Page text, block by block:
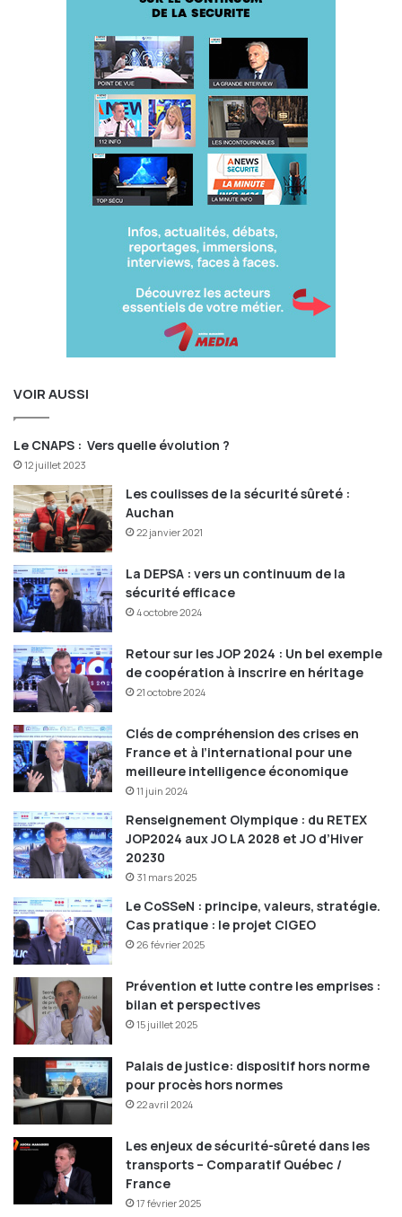
Membre de la Commission d’enquête chargée d’évaluer la
gestion des conséquences de l’incendie de l’usine Lubrizol
Charlotte GOUJON, Maire de Petit-Quevilly & VP de la
Métropole Rouen Normandie
Restez informé(e) des dernières actualités du média
, abonnez-vous à la newsletter
http://bit.ly/NewsSecu
ANews Sécurité Lubrizol
VOIR AUSSI
Le CNAPS : Vers quelle évolution ?
12 juillet 2023
Les coulisses de la sécurité sûreté :
Auchan
22 janvier 2021
La DEPSA : vers un continuum de la
sécurité efficace
4 octobre 2024
Retour sur les JOP 2024 : Un bel exemple
de coopération à inscrire en héritage
21 octobre 2024
Clés de compréhension des crises en
France et à l’international pour une
meilleure intelligence économique
11 juin 2024
Renseignement Olympique : du RETEX
JOP2024 aux JO LA 2028 et JO d’Hiver
20230
31 mars 2025
Le CoSSeN : principe, valeurs, stratégie.
Cas pratique : le projet CIGEO
26 février 2025
Prévention et lutte contre les emprises :
bilan et perspectives
15 juillet 2025
Palais de justice: dispositif hors norme
pour procès hors normes
22 avril 2024
Les enjeux de sécurité-sûreté dans les
transports – Comparatif Québec /
France
17 février 2025